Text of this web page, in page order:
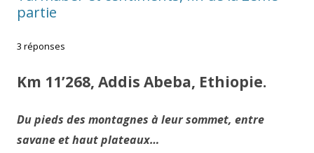
partie
3 réponses
Km 11’268, Addis Abeba, Ethiopie.
Du pieds des montagnes à leur sommet, entre
savane et haut plateaux…